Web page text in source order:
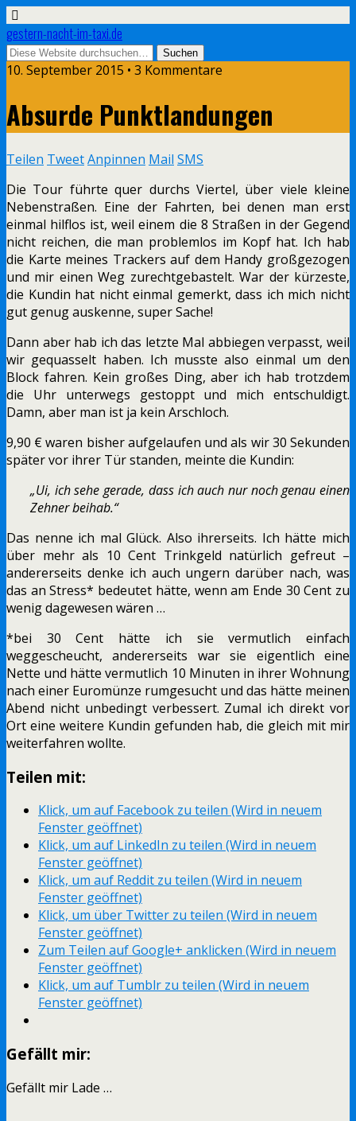
gestern-nacht-im-taxi.de
10. September 2015 • 3 Kommentare
Absurde Punktlandungen
Teilen TweetAnpinnen Mail SMS
Die Tour führte quer durchs Viertel, über viele kleine
Nebenstraßen. Eine der Fahrten, bei denen man erst
einmal hilflos ist, weil einem die 8 Straßen in der Gegend
nicht reichen, die man problemlos im Kopf hat. Ich hab
die Karte meines Trackers auf dem Handy großgezogen
und mir einen Weg zurechtgebastelt. War der kürzeste,
die Kundin hat nicht einmal gemerkt, dass ich mich nicht
gut genug auskenne, super Sache!
Dann aber hab ich das letzte Mal abbiegen verpasst, weil
wir gequasselt haben. Ich musste also einmal um den
Block fahren. Kein großes Ding, aber ich hab trotzdem
die Uhr unterwegs gestoppt und mich entschuldigt.
Damn, aber man ist ja kein Arschloch.
9,90 € waren bisher aufgelaufen und als wir 30 Sekunden
später vor ihrer Tür standen, meinte die Kundin:
„Ui, ich sehe gerade, dass ich auch nur noch genau einen
Zehner beihab.“
Das nenne ich mal Glück. Also ihrerseits. Ich hätte mich
über mehr als 10 Cent Trinkgeld natürlich gefreut –
andererseits denke ich auch ungern darüber nach, was
das an Stress* bedeutet hätte, wenn am Ende 30 Cent zu
wenig dagewesen wären …
*bei 30 Cent hätte ich sie vermutlich einfach
weggescheucht, andererseits war sie eigentlich eine
Nette und hätte vermutlich 10 Minuten in ihrer Wohnung
nach einer Euromünze rumgesucht und das hätte meinen
Abend nicht unbedingt verbessert. Zumal ich direkt vor
Ort eine weitere Kundin gefunden hab, die gleich mit mir
weiterfahren wollte.
Teilen mit:
Klick, um auf Facebook zu teilen (Wird in neuem
Fenster geöffnet)
Klick, um auf LinkedIn zu teilen (Wird in neuem
Fenster geöffnet)
Klick, um auf Reddit zu teilen (Wird in neuem
Fenster geöffnet)
Klick, um über Twitter zu teilen (Wird in neuem
Fenster geöffnet)
Zum Teilen auf Google+ anklicken (Wird in neuem
Fenster geöffnet)
Klick, um auf Tumblr zu teilen (Wird in neuem
Fenster geöffnet)
Gefällt mir:
Gefällt mir Lade …